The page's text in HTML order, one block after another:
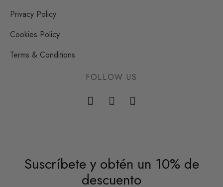
Privacy Policy
Cookies Policy
Terms & Conditions
FOLLOW US
Suscríbete y obtén un 10% de
descuento